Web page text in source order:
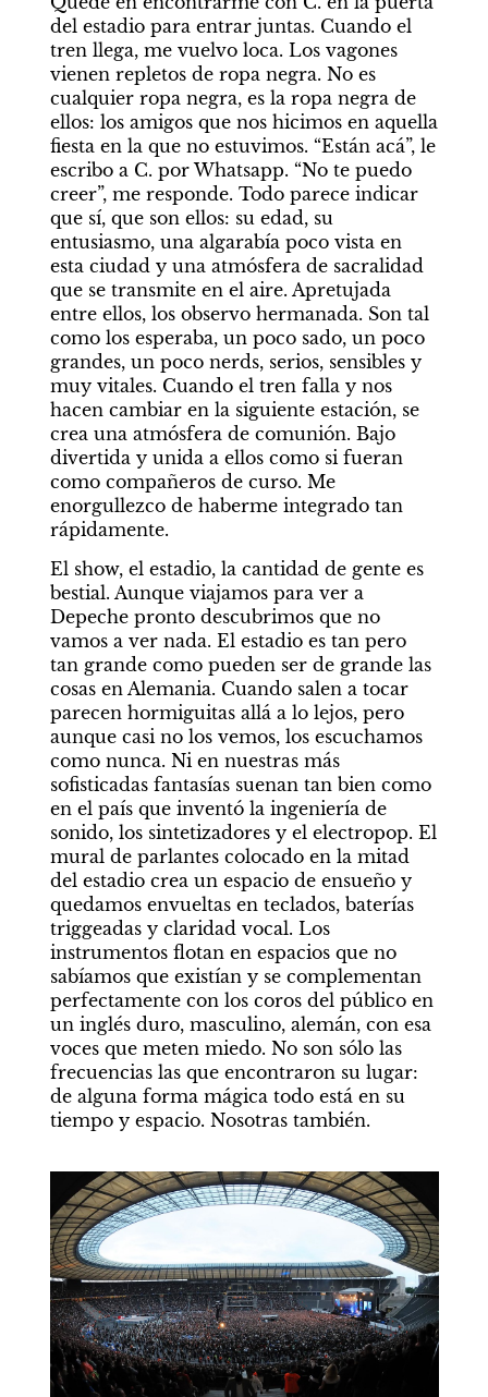
del estadio para entrar juntas. Cuando el
tren llega, me vuelvo loca. Los vagones
vienen repletos de ropa negra. No es
cualquier ropa negra, es la ropa negra de
ellos: los amigos que nos hicimos en aquella
fiesta en la que no estuvimos. “Están acá”, le
escribo a C. por Whatsapp. “No te puedo
creer”, me responde. Todo parece indicar
que sí, que son ellos: su edad, su
entusiasmo, una algarabía poco vista en
esta ciudad y una atmósfera de sacralidad
que se transmite en el aire. Apretujada
entre ellos, los observo hermanada. Son tal
como los esperaba, un poco sado, un poco
grandes, un poco nerds, serios, sensibles y
muy vitales. Cuando el tren falla y nos
hacen cambiar en la siguiente estación, se
crea una atmósfera de comunión. Bajo
divertida y unida a ellos como si fueran
como compañeros de curso. Me
enorgullezco de haberme integrado tan
rápidamente.
El show, el estadio, la cantidad de gente es
bestial. Aunque viajamos para ver a
Depeche pronto descubrimos que no
vamos a ver nada. El estadio es tan pero
tan grande como pueden ser de grande las
cosas en Alemania. Cuando salen a tocar
parecen hormiguitas allá a lo lejos, pero
aunque casi no los vemos, los escuchamos
como nunca. Ni en nuestras más
sofisticadas fantasías suenan tan bien como
en el país que inventó la ingeniería de
sonido, los sintetizadores y el electropop. El
mural de parlantes colocado en la mitad
del estadio crea un espacio de ensueño y
quedamos envueltas en teclados, baterías
triggeadas y claridad vocal. Los
instrumentos flotan en espacios que no
sabíamos que existían y se complementan
perfectamente con los coros del público en
un inglés duro, masculino, alemán, con esa
voces que meten miedo. No son sólo las
frecuencias las que encontraron su lugar:
de alguna forma mágica todo está en su
tiempo y espacio. Nosotras también.